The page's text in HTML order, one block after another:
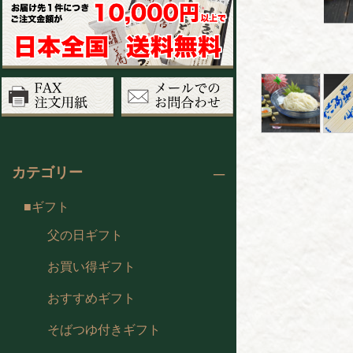
カテゴリー
ギフト
父の日ギフト
お買い得ギフト
おすすめギフト
そばつゆ付きギフト